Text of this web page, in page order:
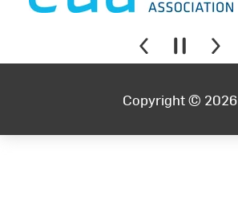
Copyright © 2026